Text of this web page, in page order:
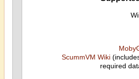
ScummVM Wiki
required